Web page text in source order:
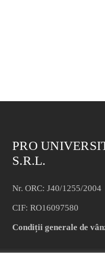
PRO
S.R.L.
Nr. ORC: J40/1255/2004
CIF: RO16097580
Condiții generale de